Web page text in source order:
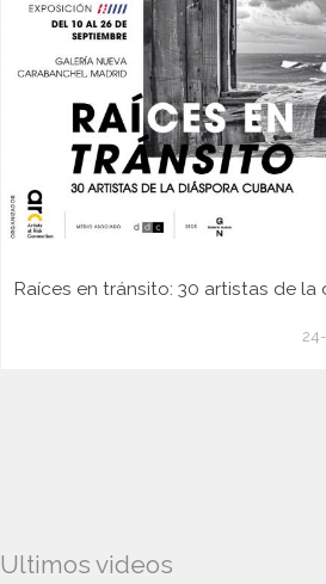
Raíces en tránsito: 30 artistas de la
Ultimos videos